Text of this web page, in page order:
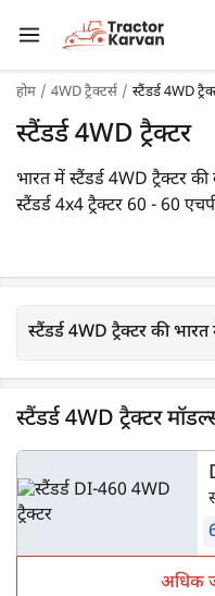
होम 4WD ट्रैक्टर्स स्टैंडर्ड 4WD
स्टैंडर्ड 4WD ट्रैक्टर
भारत में स्टैंडर्ड 4WD ट्रैक्टर
स्टैंडर्ड 4x4 ट्रैक्टर 60 - 60
1 स्टैंडर्ड 4WD ट्रैक्टर बिक्री
स्टैंडर्ड 4WD ट्रैक्टर की
स्टैंडर्ड 4WD ट्रैक्टर
अधिक